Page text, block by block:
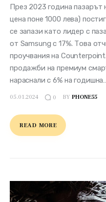
През 2023 година
цена поне 1000 лева)
се запази като лидер с
от Samsung с 17%. Това
проучвания на
продажби на премиум
нараснали с 6% на годишна…
05.01.2024 0 BY PHONE55
READ MORE